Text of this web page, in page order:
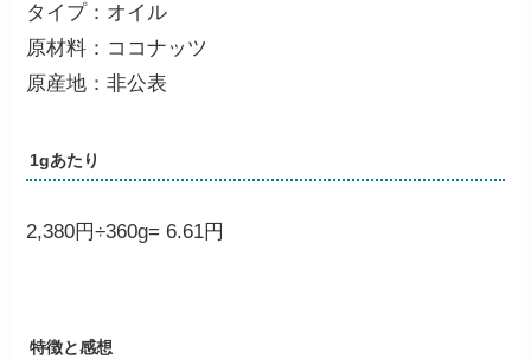
タイプ：オイル
原材料：ココナッツ
原産地：非公表
1gあたり
2,380円÷360g=6.61円
特徴と感想